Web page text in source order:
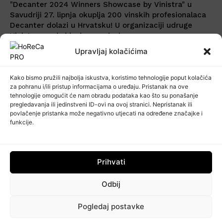
Upravljaj kolačićima
Kako bismo pružili najbolja iskustva, koristimo tehnologije poput kolačića
za pohranu i/ili pristup informacijama o uređaju. Pristanak na ove
tehnologije omogućit će nam obradu podataka kao što su ponašanje
pregledavanja ili jedinstveni ID-ovi na ovoj stranici. Nepristanak ili
povlačenje pristanka može negativno utjecati na određene značajke i
funkcije.
Prihvati
Odbij
Pogledaj postavke
"Decanter 2024 Winners Showcase by Vinistra" u
Savudriji 27. lipnja okuplja 200 vinskih profesionalaca
Decanter dolazi u Hrvatsku! U organizaciji udruge
Vinistra na ekskluzivnom vinskom...
24. Dan otvorenih podruma Istre:
Više od sedam tisuća eura za